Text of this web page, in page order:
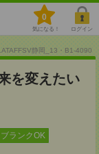
0
気になる！ ログイン
静岡_13・B1-4090
を変えたい
ブランクOK